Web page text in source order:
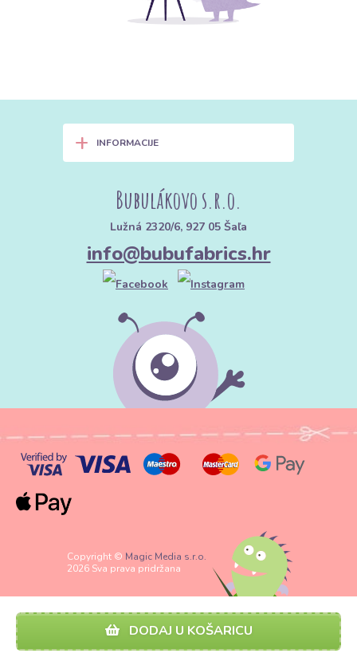
DODAJ U KOŠARICU
+ INFORMACIJE
Bubulákovo s.r.o.
Lužná 2320/6, 927 05 Šaľa
info@bubufabrics.hr
Copyright © Magic Media s.r.o.
2026 Sva prava pridržana